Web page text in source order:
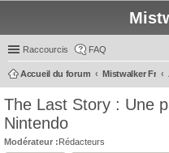
Raccourcis FAQ
Accueil du forum Mistwalker Fr
The Last Story : Une
Nintendo
Modérateur :Rédacteurs